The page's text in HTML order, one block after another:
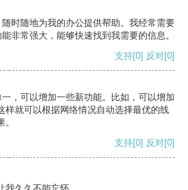
时随地为我的办公提供帮助。我经常需要
非常强大，能够快速找到我需要的信息。
支持[0] 反对[0]
，可以增加一些新功能。比如，可以增加
样就可以根据网络情况自动选择最优的线
支持[0] 反对[0]